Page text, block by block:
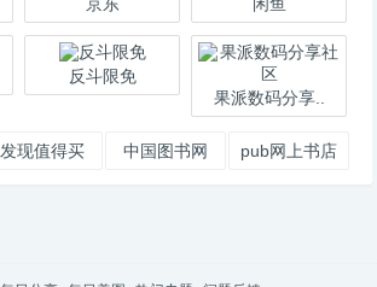
反斗限免
果派数码分享..
发现值得买 中国图书网 pub网上书店